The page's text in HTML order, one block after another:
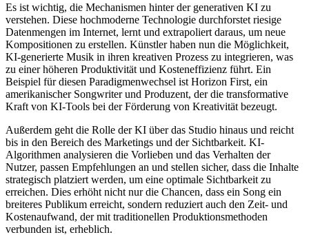
Es ist wichtig, die Mechanismen hinter der generativen KI zu
verstehen. Diese hochmoderne Technologie durchforstet riesige
Datenmengen im Internet, lernt und extrapoliert daraus, um neue
Kompositionen zu erstellen. Künstler haben nun die Möglichkeit,
KI-generierte Musik in ihren kreativen Prozess zu integrieren, was
zu einer höheren Produktivität und Kosteneffizienz führt. Ein
Beispiel für diesen Paradigmenwechsel ist Horizon First, ein
amerikanischer Songwriter und Produzent, der die transformative
Kraft von KI-Tools bei der Förderung von Kreativität bezeugt.
Außerdem geht die Rolle der KI über das Studio hinaus und reicht
bis in den Bereich des Marketings und der Sichtbarkeit. KI-
Algorithmen analysieren die Vorlieben und das Verhalten der
Nutzer, passen Empfehlungen an und stellen sicher, dass die Inhalte
strategisch platziert werden, um eine optimale Sichtbarkeit zu
erreichen. Dies erhöht nicht nur die Chancen, dass ein Song ein
breiteres Publikum erreicht, sondern reduziert auch den Zeit- und
Kostenaufwand, der mit traditionellen Produktionsmethoden
verbunden ist, erheblich.